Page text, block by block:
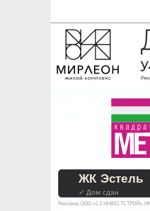
На
ЖК Эстель
✓ Дом сдан
Реклама. ООО «СЗ ИНВЕСТСТРОЙ»,